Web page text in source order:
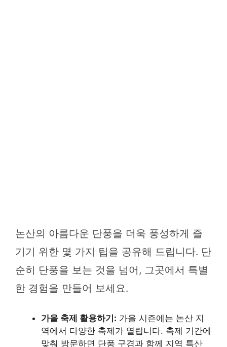
논산의 아름다운 단풍을 더욱 풍성하게 즐
기기 위한 몇 가지 팁을 공유해 드립니다. 단
순히 단풍을 보는 것을 넘어, 그곳에서 특별
한 경험을 만들어 보세요.
가을 축제 활용하기: 가을 시즌에는 논산 지
역에서 다양한 축제가 열립니다. 축제 기간에
맞춰 방문하면 단풍 구경과 함께 지역 특산